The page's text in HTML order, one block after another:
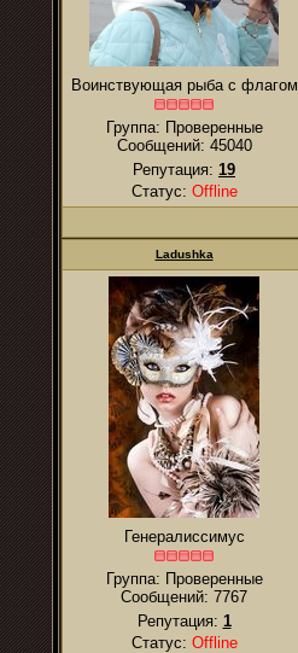
Воинствующая рыба с флагом
Группа: Проверенные
Сообщений: 45040
Репутация: 19
Статус: Offline
Ladushka
Генералиссимус
Группа: Проверенные
Сообщений: 7767
Репутация: 1
Статус: Offline